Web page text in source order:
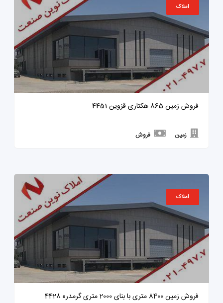
املاک
فروش زمین 865 هکتاری قزوین 4451
زمین فروش
املاک
فروش زمین 8400 متری با بنای 2000 متری گرمدره 4428